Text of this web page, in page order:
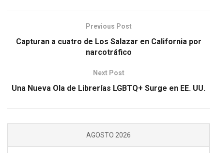
Previous Post
Capturan a cuatro de Los Salazar en California por
narcotráfico
Next Post
Una Nueva Ola de Librerías LGBTQ+ Surge en EE. UU.
AGOSTO 2026